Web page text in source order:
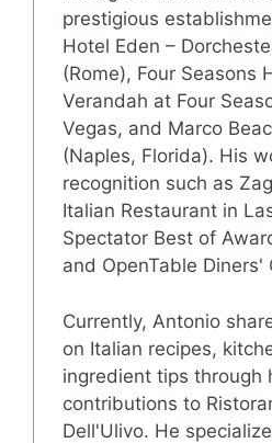
prestigious
Hotel Eden –
(Rome), Four Seasons
Verandah at Four
Vegas, and Marco
(Naples, Florida). His
recognition such as
Italian Restaurant in
Spectator Best of
and OpenTable Diners'
Currently, Antonio
on Italian recipes,
ingredient tips through
contributions to
Dell'Ulivo. He